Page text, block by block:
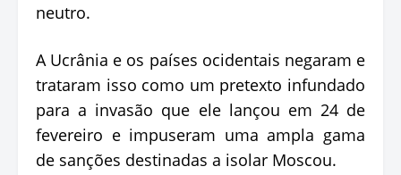
neutro.
A Ucrânia e os países ocidentais negaram e
trataram isso como um pretexto infundado
para a invasão que ele lançou em 24 de
fevereiro e impuseram uma ampla gama
de sanções destinadas a isolar Moscou.